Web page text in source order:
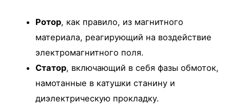
Ротор, как правило, из магнитного
материала, реагирующий на воздействие
электромагнитного поля.
Статор, включающий в себя фазы обмоток,
намотанные в катушки станину и
диэлектрическую прокладку.